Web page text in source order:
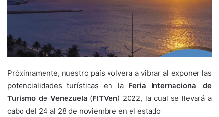
Próximamente, nuestro país volverá a vibrar al exponer las
potencialidades turísticas en la Feria Internacional de
Turismo de Venezuela (FITVen) 2022, la cual se llevará a
cabo del 24 al 28 de noviembre en el estado